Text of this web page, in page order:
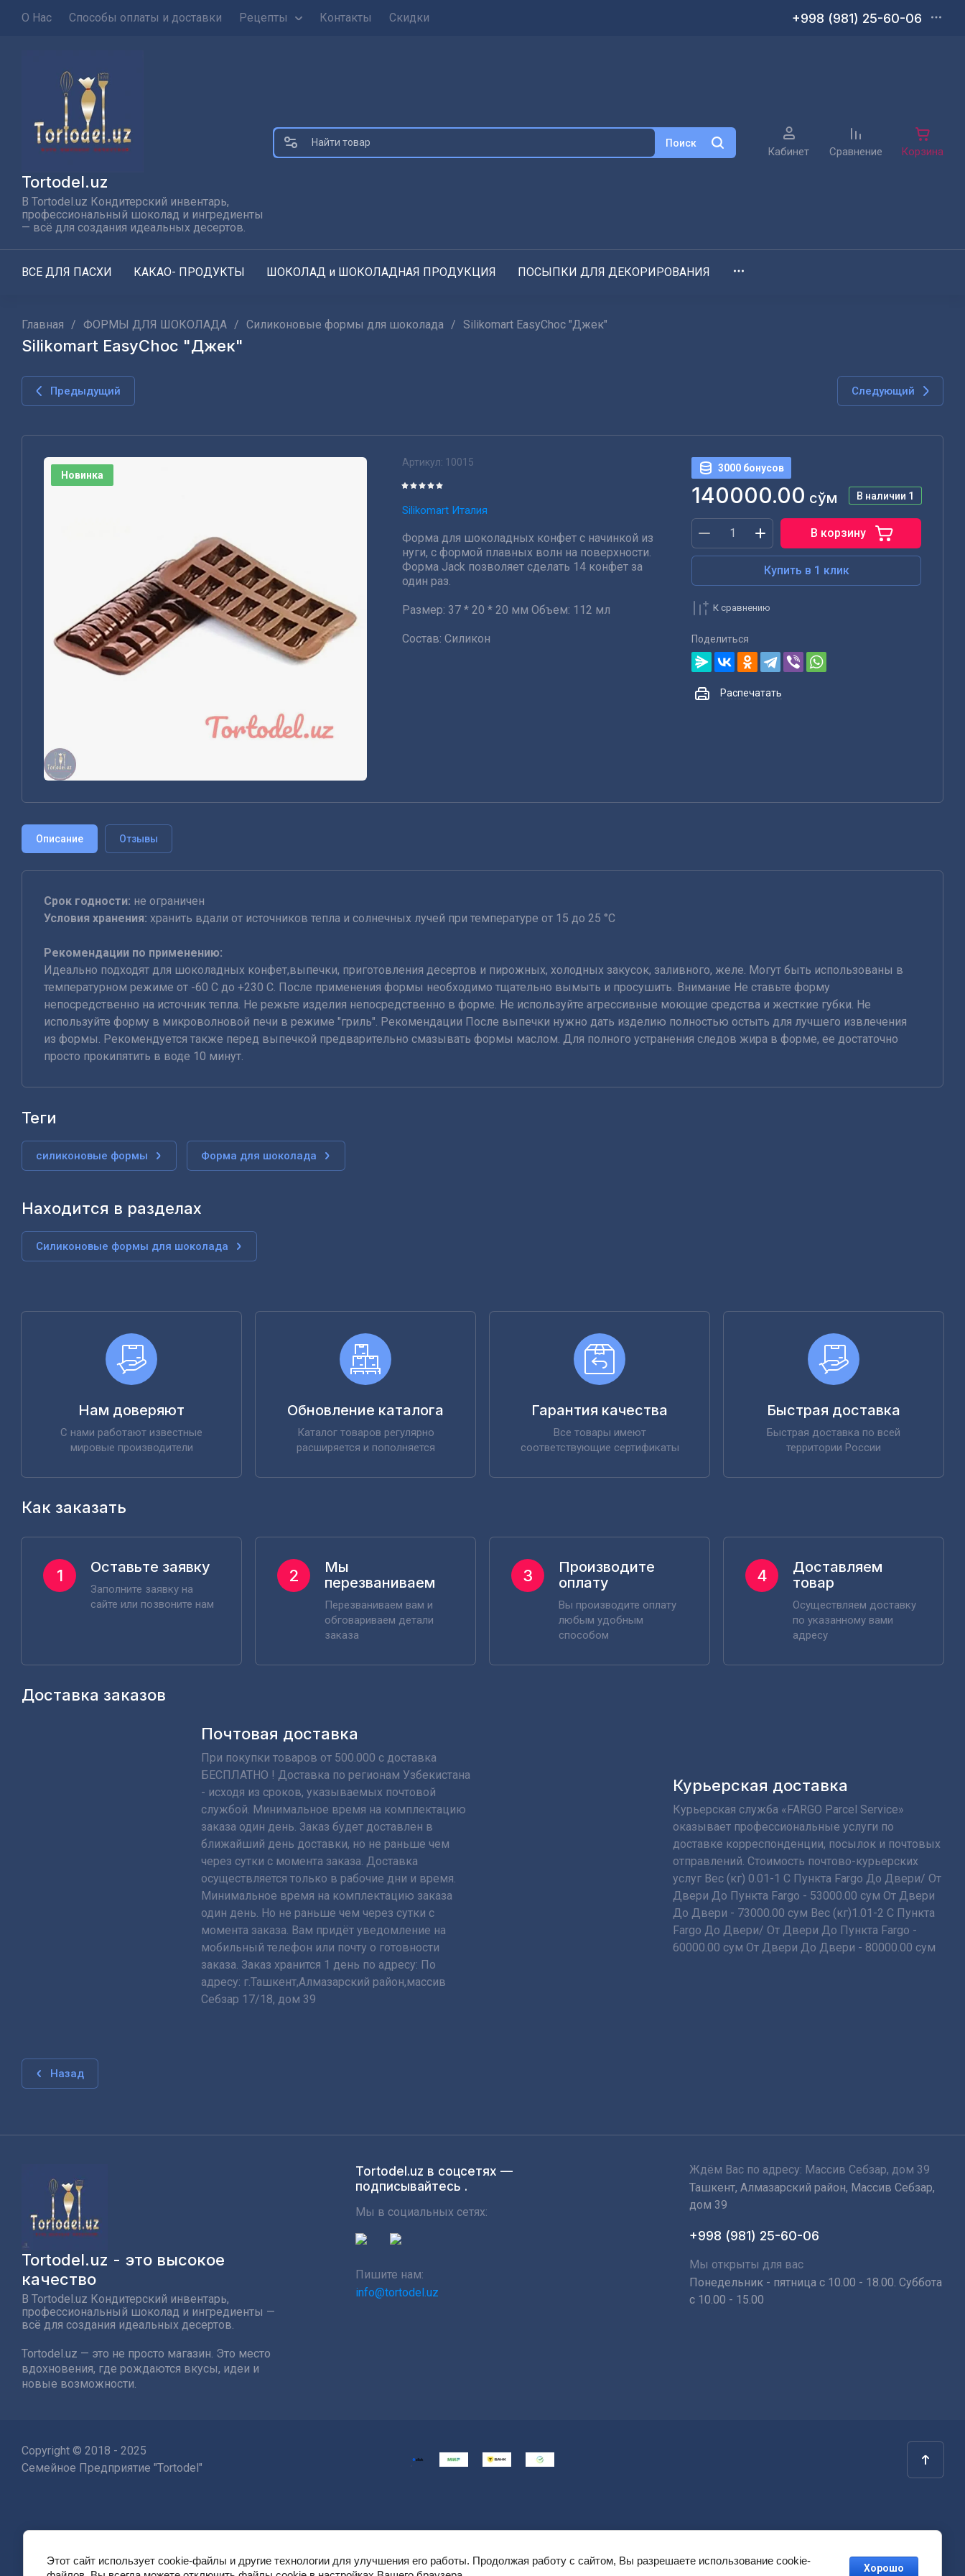
О Нас Способы оплаты и доставки Рецепты Контакты Скидки +998 (981) 25-60-06
Tortodel.uz
В Tortodel.uz Кондитерский инвентарь,
профессиональный шоколад и ингредиенты
— всё для создания идеальных десертов.
Поиск
Кабинет Сравнение Корзина
ВСЕ ДЛЯ ПАСХИ КАКАО- ПРОДУКТЫ ШОКОЛАД и ШОКОЛАДНАЯ ПРОДУКЦИЯ ПОСЫПКИ ДЛЯ ДЕКОРИРОВАНИЯ
Главная / ФОРМЫ ДЛЯ ШОКОЛАДА / Силиконовые формы для шоколада / Silikomart EasyChoc "Джек"
Silikomart EasyChoc "Джек"
Предыдущий Следующий
Новинка
Артикул: 10015
Silikomart Италия
Форма для шоколадных конфет с начинкой из
нуги, с формой плавных волн на поверхности.
Форма Jack позволяет сделать 14 конфет за
один раз.
Размер: 37 * 20 * 20 мм Объем: 112 мл
Состав: Силикон
3000 бонусов
В наличии 1
140000.00 сўм
В корзину
Купить в 1 клик
К сравнению
Поделиться
Распечатать
Описание Отзывы
Срок годности: не ограничен
Условия хранения: хранить вдали от источников тепла и солнечных лучей при температуре от 15 до 25 °C
Рекомендации по применению:
Идеально подходят для шоколадных конфет,выпечки, приготовления десертов и пирожных, холодных закусок, заливного, желе. Могут быть использованы в
температурном режиме от -60 С до +230 С. После применения формы необходимо тщательно вымыть и просушить. Внимание Не ставьте форму
непосредственно на источник тепла. Не режьте изделия непосредственно в форме. Не используйте агрессивные моющие средства и жесткие губки. Не
используйте форму в микроволновой печи в режиме "гриль". Рекомендации После выпечки нужно дать изделию полностью остыть для лучшего извлечения
из формы. Рекомендуется также перед выпечкой предварительно смазывать формы маслом. Для полного устранения следов жира в форме, ее достаточно
просто прокипятить в воде 10 минут.
теги
силиконовые формы Форма для шоколада
Находится в разделах
Силиконовые формы для шоколада
Нам доверяют
С нами работают известные
мировые производители
Обновление каталога
Каталог товаров регулярно
расширяется и пополняется
Гарантия качества
Все товары имеют
соответствующие сертификаты
Быстрая доставка
Быстрая доставка по всей
территории России
Как заказать
1 Оставьте заявку
Заполните заявку на
сайте или позвоните нам
2
Мы
перезваниваем
Перезваниваем вам и
обговариваем детали
заказа
3
Производите
оплату
Вы производите оплату
любым удобным
способом
4
Доставляем
товар
Осуществляем доставку
по указанному вами
адресу
Доставка заказов
Почтовая доставка
При покупки товаров от 500.000 с доставка
БЕСПЛАТНО ! Доставка по регионам Узбекистана
- исходя из сроков, указываемых почтовой
службой. Минимальное время на комплектацию
заказа один день. Заказ будет доставлен в
ближайший день доставки, но не раньше чем
через сутки с момента заказа. Доставка
осуществляется только в рабочие дни и время.
Минимальное время на комплектацию заказа
один день. Но не раньше чем через сутки с
момента заказа. Вам придёт уведомление на
мобильный телефон или почту о готовности
заказа. Заказ хранится 1 день по адресу: По
адресу: г.Ташкент,Алмазарский район,массив
Себзар 17/18, дом 39
Курьерская доставка
Курьерская служба «FARGO Parcel Service»
оказывает профессиональные услуги по
доставке корреспонденции, посылок и почтовых
отправлений. Стоимость почтово-курьерских
услуг Вес (кг) 0.01-1 С Пункта Fargo До Двери/ От
Двери До Пункта Fargo - 53000.00 сум От Двери
До Двери - 73000.00 сум Вес (кг)1.01-2 С Пункта
Fargo До Двери/ От Двери До Пункта Fargo -
60000.00 сум От Двери До Двери - 80000.00 сум
Назад
Tortodel.uz - это высокое
качество
В Tortodel.uz Кондитерский инвентарь,
профессиональный шоколад и ингредиенты —
всё для создания идеальных десертов.
Tortodel.uz — это не просто магазин. Это место
вдохновения, где рождаются вкусы, идеи и
новые возможности.
Tortodel.uz в соцсетях —
подписывайтесь .
Мы в социальных сетях:
Пишите нам:
info@tortodel.uz
Ждём Вас по адресу: Массив Себзар, дом 39
Ташкент, Алмазарский район, Массив Себзар,
дом 39
+998 (981) 25-60-06
Мы открыты для вас
Понедельник - пятница с 10.00 - 18.00. Суббота
с 10.00 - 15.00
Copyright © 2018 - 2025
Семейное Предприятие "Tortodel"
Этот сайт использует cookie-файлы и другие технологии для улучшения его работы. Продолжая работу с сайтом, Вы разрешаете использование cookie-
Хорошо